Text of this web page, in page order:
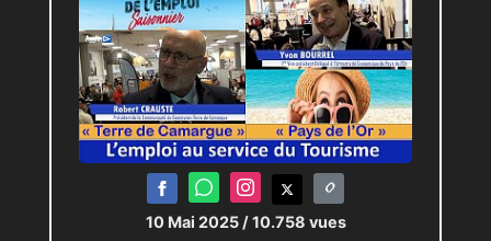
10 Mai 2025 / 10.758 vues